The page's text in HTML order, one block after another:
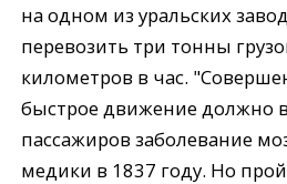
на одном из уральских
перевозить три тонны
километров в час.
быстрое движение должно
пассажиров заболевание
медики в 1837 году. Но